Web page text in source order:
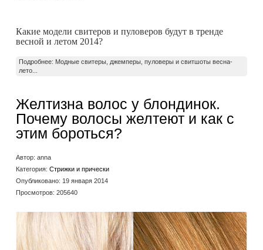
Какие модели свитеров и пуловеров будут в тренде
весной и летом 2014?
Подробнее: Модные свитеры, джемперы, пуловеры и свитшоты весна-
лето...
Желтизна волос у блондинок.
Почему волосы желтеют и как с
этим бороться?
Автор: anna
Категория: Стрижки и прически
Опубликовано: 19 января 2014
Просмотров: 205640